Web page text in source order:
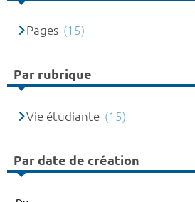
Pages (15)
Par rubrique
Vie étudiante (15)
Par date de création